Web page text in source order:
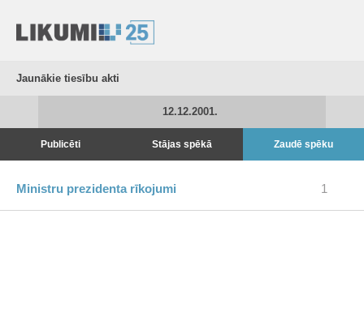
Jaunākie tiesību akti
12.12.2001.
Publicēti Stājas spēkā Zaudē spēku
Ministru prezidenta rīkojumi 1